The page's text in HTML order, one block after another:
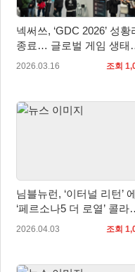
넥써쓰, ‘GDC 2026’ 성황
종료… 글로벌 게임 생태
확장 가속
2026.03.16 조회
님블뉴런, ‘이터널 리턴’ 에
‘페르소나5 더 로열’ 콜라
신규 스킨 2종 추가
2026.04.03 조회